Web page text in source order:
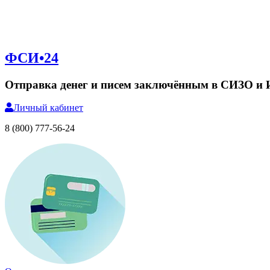
ФСИ•24
Отправка денег и писем заключённым в СИЗО и
Личный кабинет
8 (800) 777-56-24